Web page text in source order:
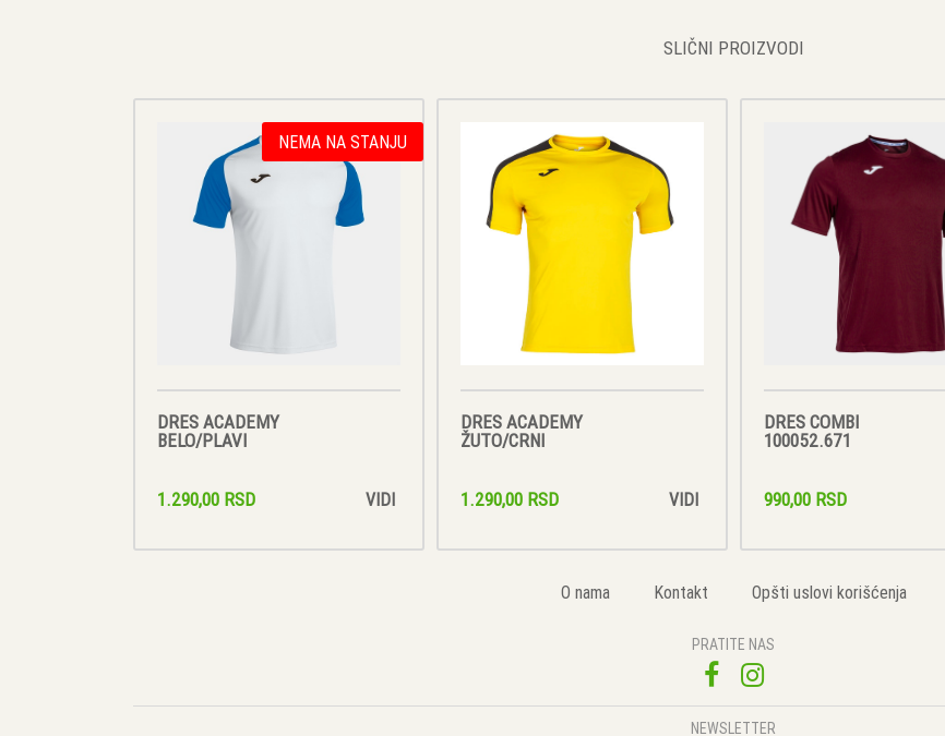
SLIČNI PROIZVODI
NEMA NA STANJU
DRES ACADEMY
BELO/PLAVI
1.290,00 RSD VIDI
DRES ACADEMY
ŽUTO/CRNI
1.290,00 RSD VIDI
DRES COMBI
100052.671
990,00 RSD
O nama Kontakt Opšti uslovi korišćenja
PRATITE NAS
NEWSLETTER